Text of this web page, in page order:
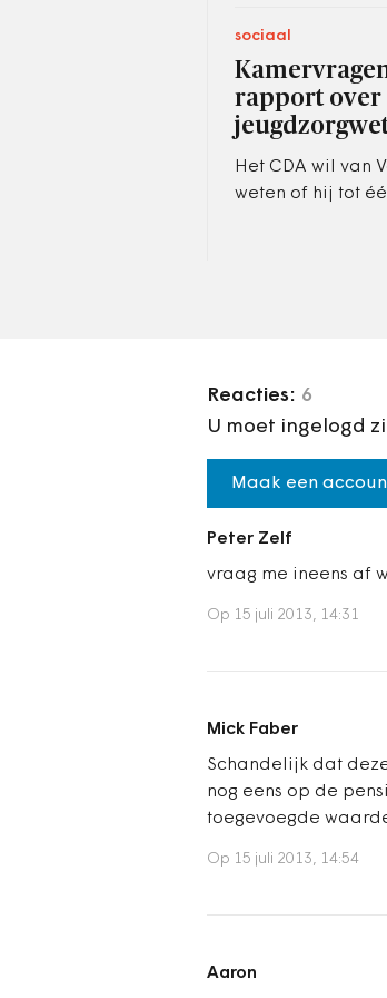
sociaal
rapport over
Het CDA wil van
weten of hij tot
Reacties: 6
U moet ingelogd
Maak een
Peter Zelf
vraag me ineens af
Op 15 juli 2013, 14:31
Mick Faber
Schandelijk dat
nog eens op de
toegevoegde
Op 15 juli 2013, 14:54
Aaron